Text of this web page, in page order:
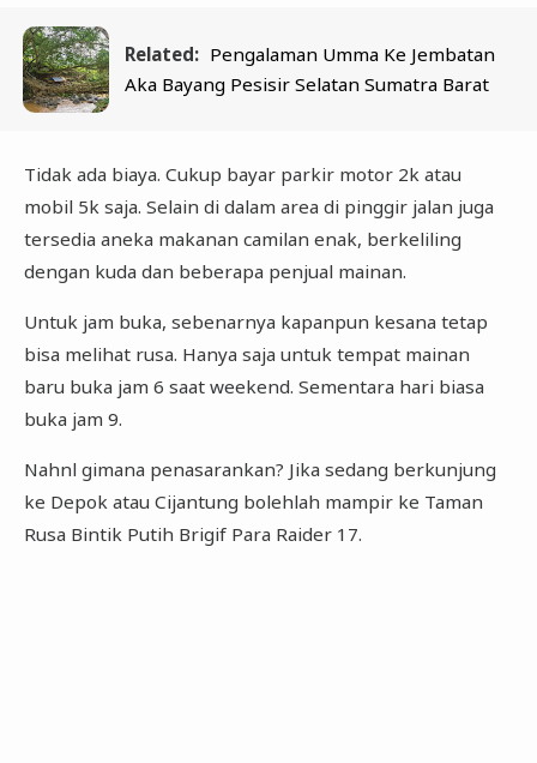
Related: Pengalaman Umma Ke Jembatan
Aka Bayang Pesisir Selatan Sumatra Barat
Tidak ada biaya. Cukup bayar parkir motor 2k atau
mobil 5k saja. Selain di dalam area di pinggir jalan juga
tersedia aneka makanan camilan enak, berkeliling
dengan kuda dan beberapa penjual mainan.
Untuk jam buka, sebenarnya kapanpun kesana tetap
bisa melihat rusa. Hanya saja untuk tempat mainan
baru buka jam 6 saat weekend. Sementara hari biasa
buka jam 9.
Nahnl gimana penasarankan? Jika sedang berkunjung
ke Depok atau Cijantung bolehlah mampir ke Taman
Rusa Bintik Putih Brigif Para Raider 17.